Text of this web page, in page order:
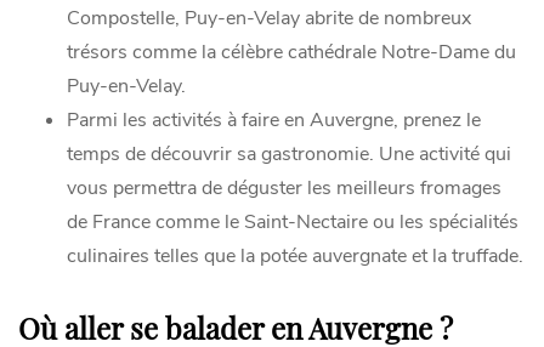
Compostelle, Puy-en-Velay abrite de nombreux
trésors comme la célèbre cathédrale Notre-Dame du
Puy-en-Velay.
Parmi les activités à faire en Auvergne, prenez le
temps de découvrir sa gastronomie. Une activité qui
vous permettra de déguster les meilleurs fromages
de France comme le Saint-Nectaire ou les spécialités
culinaires telles que la potée auvergnate et la truffade.
Où aller se balader en Auvergne ?